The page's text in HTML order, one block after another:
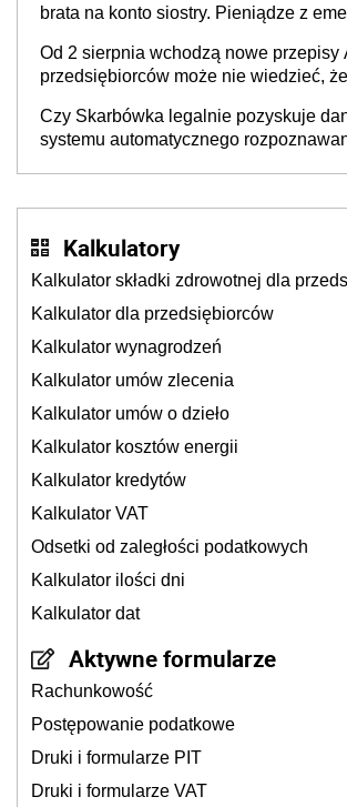
brata na konto siostry. Pieniądze z
będzie
Od 2 sierpnia wchodzą nowe przepisy
przedsiębiorców może nie wiedzieć,
Czy Skarbówka legalnie pozyskuje
systemu automatycznego
Kalkulatory
Kalkulator składki zdrowotnej dla
Kalkulator dla przedsiębiorców
Kalkulator wynagrodzeń
Kalkulator umów zlecenia
Kalkulator umów o dzieło
Kalkulator kosztów energii
Kalkulator kredytów
Kalkulator VAT
Odsetki od zaległości podatkowych
Kalkulator ilości dni
Kalkulator dat
Aktywne formularze
Rachunkowość
Postępowanie podatkowe
Druki i formularze PIT
Druki i formularze VAT